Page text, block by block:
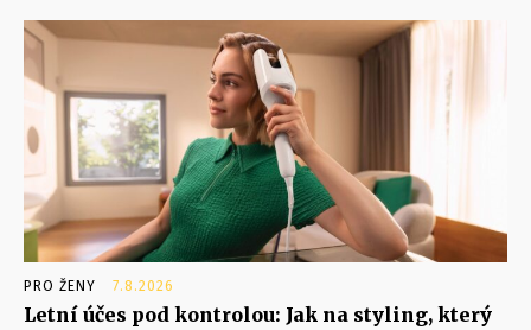
PRO ŽENY 7.8.2026
Letní účes pod kontrolou: Jak na styling, který